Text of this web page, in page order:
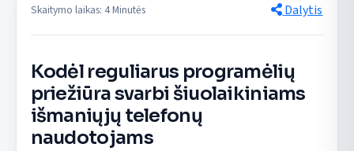
Skaitymo laikas: 4 Minutės Dalytis
Kodėl reguliarus programėlių
priežiūra svarbi šiuolaikiniams
išmaniųjų telefonų
naudotojams